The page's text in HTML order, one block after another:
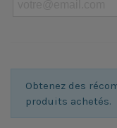
Obtenez des
produits achetés.